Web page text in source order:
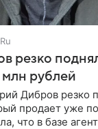
резко
рублей
Дибров резко
продает уже
что в базе